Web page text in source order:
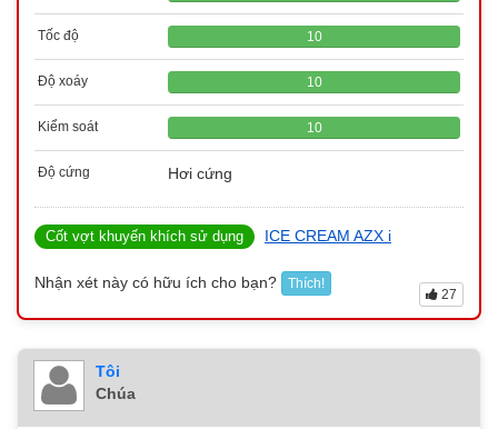
Tốc độ 10
Độ xoáy 10
Kiểm soát 10
Độ cứng Hơi cứng
Cốt vợt khuyến khích sử dụng ICE CREAM AZX i
Nhận xét này có hữu ích cho bạn? Thích!
27
Tôi
Chúa